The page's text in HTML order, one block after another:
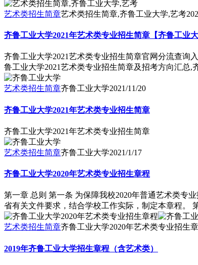
艺术类招生简章艺术类招生简章,齐鲁工业大学,艺考
齐鲁工业大学2021年艺术类专业招生简章【齐鲁工业
齐鲁工业大学2021艺术类专业招生简章官网分流查询
鲁工业大学2021艺术类专业招生简章及招考方向汇总,
艺术类招生简章齐鲁工业大学2021/11/20
齐鲁工业大学2021年艺术类专业招生简章
齐鲁工业大学2021年艺术类专业招生简章
艺术类招生简章齐鲁工业大学2021/1/17
齐鲁工业大学2020年艺术类专业招生章程
第一章 总则 第一条 为保障我校2020年普通艺术类专
省有关文件要求，结合学校工作实际，制定本章程。
艺术类招生简章齐鲁工业大学2020年艺术类专业招生
2019年齐鲁工业大学招生章程（含艺术类）